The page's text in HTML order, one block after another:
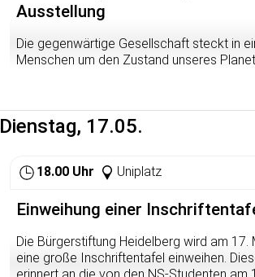
Ausstellung
Die gegenwärtige Gesellschaft steckt in
Menschen um den Zustand unseres
des gegenseitigen Respektes zu
Antworten bieten, sondern soll sich im
und BesucherInnen entwickeln. Teil
Dienstag, 17.05.
18.00 Uhr Uniplatz
Einweihung einer
Die Bürgerstiftung Heidelberg wird am
eine große Inschriftentafel einweihen.